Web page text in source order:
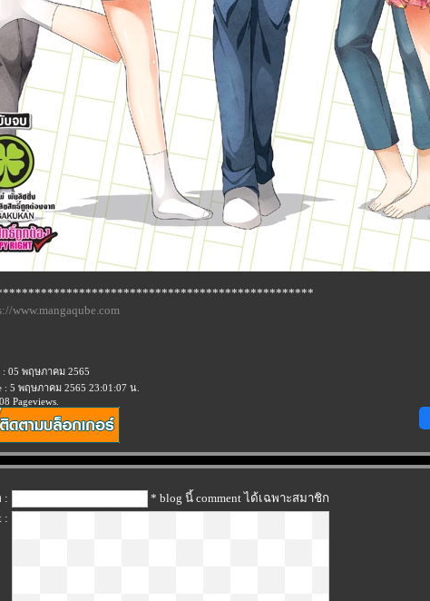
www.mangaqube.com
: 05 พฤษภาคม 2565
: 5 พฤษภาคม 2565 23:01:07 น.
Pageviews.
:
* blog นี้ comment ได้เฉพาะสมาชิก
: